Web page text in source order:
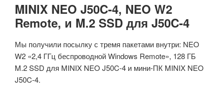
MINIX NEO J50C-4, NEO W2
Remote, и M.2 SSD для J50C-4
Мы получили посылку с тремя пакетами внутри: NEO
W2 «2,4 ГГц беспроводной Windows Remote», 128 ГБ
M.2 SSD для MINIX NEO J50C-4 и мини-ПК MINIX NEO
J50C-4.